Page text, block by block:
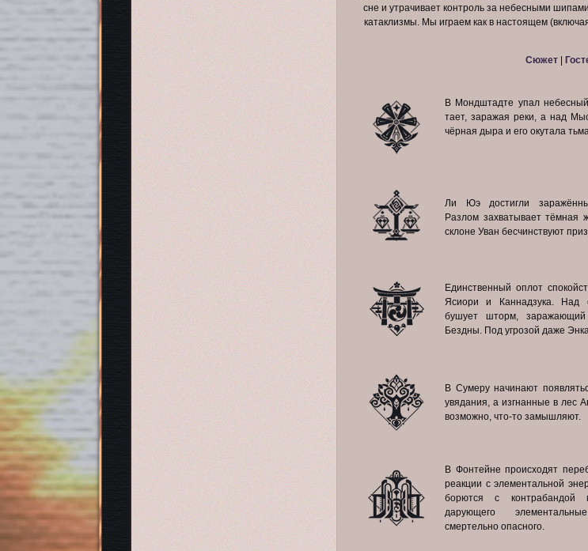
сне и утрачивает контроль за небесными
катаклизмы. Мы играем как в настоящем
Сюжет|
В Мондштадте упал
тает, заражая реки, а над
чёрная дыра и его окутала
Ли Юэ достигли
Разлом захватывает тёмная
склоне Уван бесчинствуют
Единственный оплот
Ясиори и Каннадзука. Над
бушует шторм, заражающий
Бездны. Под угрозой даже
В Сумеру начинают
увядания, а изгнанные в лес
возможно, что-то замышляют.
В Фонтейне происходят
реакции с элементальной
борются с
дарующего
смертельно опасного.